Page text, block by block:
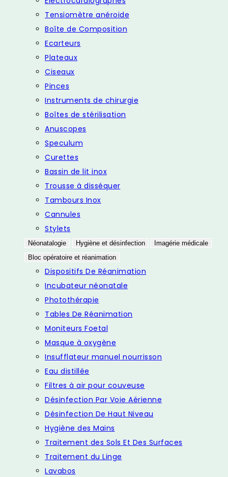
Tensiomètre anéroide
Boîte de Composition
Ecarteurs
Plateaux
Ciseaux
Pinces
Instruments de chirurgie
Boîtes de stérilisation
Anuscopes
Speculum
Curettes
Bassin de lit inox
Trousse à disséquer
Tambours Inox
Cannules
Stylets
Néonatalogie Hygiène et désinfection
Imagérie médicale
Bloc opératoire et réanimation
Dispositifs De Réanimation
Incubateur néonatale
Photothérapie
Tables De Réanimation
Moniteurs Foetal
Masque à oxygène
Insufflateur manuel nourrisson
Eau distillée
Filtres à air pour couveuse
Désinfection Par Voie Aérienne
Désinfection De Haut Niveau
Hygiène des Mains
Traitement des Sols Et Des Surfaces
Traitement du Linge
Lavabos